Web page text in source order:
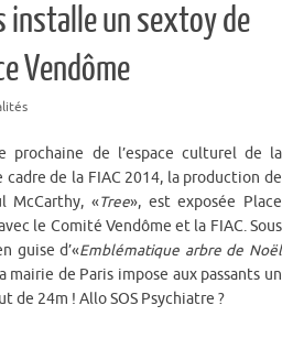
installe un sextoy de
Vendôme
prochaine de l’espace culturel de la
cadre de la FIAC 2014, la production de
McCarthy, «Tree», est exposée Place
le Comité Vendôme et la FIAC. Sous
guise d’«Emblématique arbre de Noël
mairie de Paris impose aux passants un
de 24m ! Allo SOS Psychiatre ?